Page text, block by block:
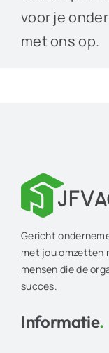
voor je
met ons op.
Gericht
met jou omzetten
mensen die de
succes.
Informatie.